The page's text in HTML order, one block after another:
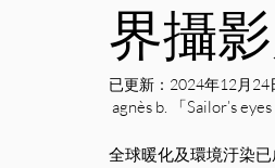
界攝
已更新： 2024年12月24
agnès b. 「Sailor’s
全球暖化及環境汙染已